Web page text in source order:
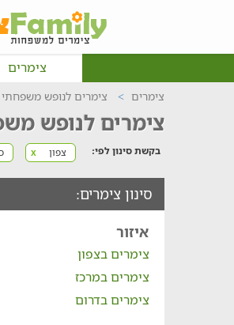
צימרים
צימרים צימרים לנופש משפחתי
צימרים לנופש
בקשת סינון לפי: x צפון
סינון צימרים:
איזור
צימרים בצפון
צימרים במרכז
צימרים בדרום